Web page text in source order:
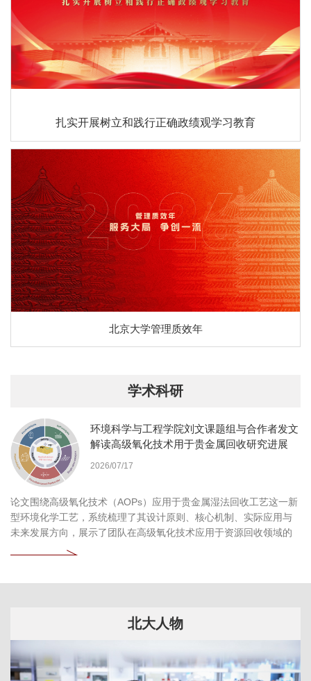
扎实开展树立和践行正确政绩观学习教育
北京大学管理质效年
学术科研
环境科学与工程学院刘文课题组与合作者发文
解读高级氧化技术用于贵金属回收研究进展
2026/07/17
论文围绕高级氧化技术（AOPs）应用于贵金属湿法回收工艺这一新
型环境化学工艺，系统梳理了其设计原则、核心机制、实际应用与
未来发展方向，展示了团队在高级氧化技术应用于资源回收领域的
持续探索和深刻见解。
北大人物